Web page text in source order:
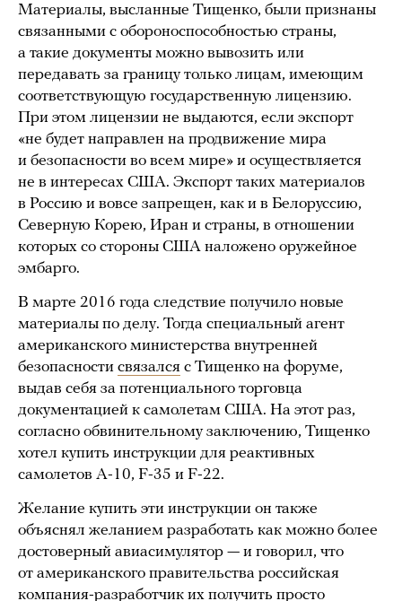
Материалы, высланные Тищенко, были признаны
связанными с обороноспособностью страны,
а такие документы можно вывозить или
передавать за границу только лицам, имеющим
соответствующую государственную лицензию.
При этом лицензии не выдаются, если экспорт
«не будет направлен на продвижение мира
и безопасности во всем мире» и осуществляется
не в интересах США. Экспорт таких материалов
в Россию и вовсе запрещен, как и в Белоруссию,
Северную Корею, Иран и страны, в отношении
которых со стороны США наложено оружейное
эмбарго.
В марте 2016 года следствие получило новые
материалы по делу. Тогда специальный агент
американского министерства внутренней
безопасности связался с Тищенко на форуме,
выдав себя за потенциального торговца
документацией к самолетам США. На этот раз,
согласно обвинительному заключению, Тищенко
хотел купить инструкции для реактивных
самолетов A-10, F-35 и F-22.
Желание купить эти инструкции он также
объяснял желанием разработать как можно более
достоверный авиасимулятор — и говорил, что
от американского правительства российская
компания-разработчик их получить просто